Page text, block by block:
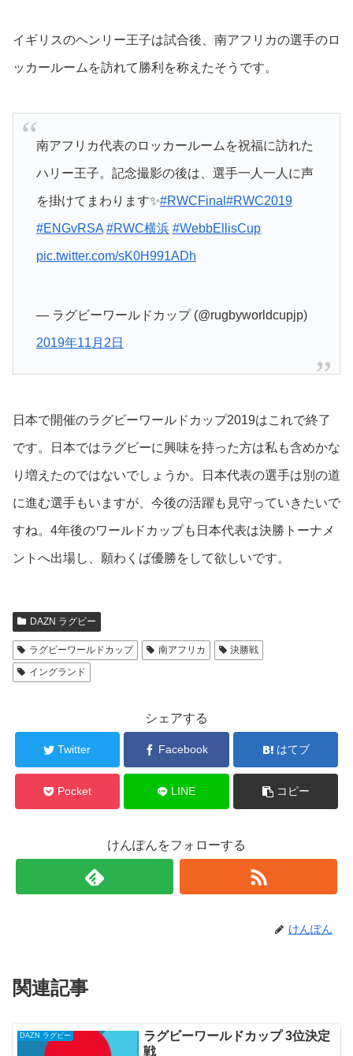
イギリスのヘンリー王子は試合後、南アフリカの選手のロ
ッカールームを訪れて勝利を称えたそうです。
南アフリカ代表のロッカールームを祝福に訪れた
ハリー王子。記念撮影の後は、選手一人一人に声
を掛けてまわります✨#RWCFinal #RWC2019
#ENGvRSA #RWC横浜 #WebbEllisCup
pic.twitter.com/sK0H991ADh
— ラグビーワールドカップ (@rugbyworldcupjp)
2019年11月2日
日本で開催のラグビーワールドカップ2019はこれで終了
です。日本ではラグビーに興味を持った方は私も含めかな
り増えたのではないでしょうか。日本代表の選手は別の道
に進む選手もいますが、今後の活躍も見守っていきたいで
すね。4年後のワールドカップも日本代表は決勝トーナメ
ントへ出場し、願わくば優勝をして欲しいです。
DAZN ラグビー
ラグビーワールドカップ 南アフリカ
決勝戦
イングランド
シェアする
Twitter Facebook はてブ
Pocket LINE コピー
けんぽんをフォローする
けんぽん
関連記事
DAZN ラグビー
ラグビーワールドカップ 3位決定
戦